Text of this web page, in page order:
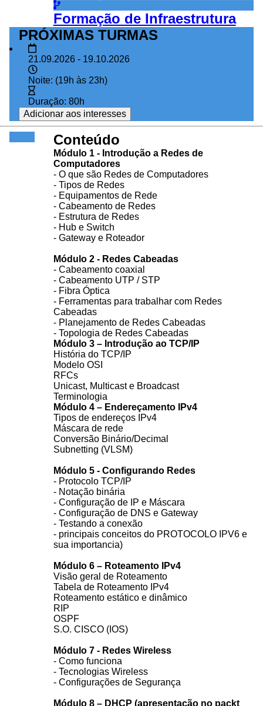
Formação de Infraestrutura
PRÓXIMAS TURMAS
21.09.2026 - 19.10.2026
Noite: (19h às 23h)
Duração: 80h
Adicionar aos interesses
Conteúdo
Módulo 1 - Introdução a Redes de
Computadores
- O que são Redes de Computadores
- Tipos de Redes
- Equipamentos de Rede
- Cabeamento de Redes
- Estrutura de Redes
- Hub e Switch
- Gateway e Roteador
Módulo 2 - Redes Cabeadas
- Cabeamento coaxial
- Cabeamento UTP / STP
- Fibra Óptica
- Ferramentas para trabalhar com Redes
Cabeadas
- Planejamento de Redes Cabeadas
- Topologia de Redes Cabeadas
Módulo 3 – Introdução ao TCP/IP
História do TCP/IP
Modelo OSI
RFCs
Unicast, Multicast e Broadcast
Terminologia
Módulo 4 – Endereçamento IPv4
Tipos de endereços IPv4
Máscara de rede
Conversão Binário/Decimal
Subnetting (VLSM)
Módulo 5 - Configurando Redes
- Protocolo TCP/IP
- Notação binária
- Configuração de IP e Máscara
- Configuração de DNS e Gateway
- Testando a conexão
- principais conceitos do PROTOCOLO IPV6 e
sua importancia)
Módulo 6 – Roteamento IPv4
Visão geral de Roteamento
Tabela de Roteamento IPv4
Roteamento estático e dinâmico
RIP
OSPF
S.O. CISCO (IOS)
Módulo 7 - Redes Wireless
- Como funciona
- Tecnologias Wireless
- Configurações de Segurança
Módulo 8 – DHCP (apresentação no packt